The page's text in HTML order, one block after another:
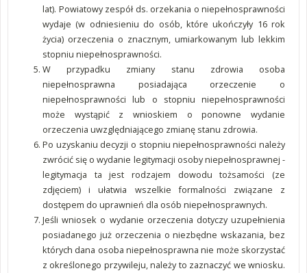
lat). Powiatowy zespół ds. orzekania o niepełnosprawności
wydaje (w odniesieniu do osób, które ukończyły 16 rok
życia) orzeczenia o znacznym, umiarkowanym lub lekkim
stopniu niepełnosprawności.
W przypadku zmiany stanu zdrowia osoba
niepełnosprawna posiadająca orzeczenie o
niepełnosprawności lub o stopniu niepełnosprawności
może wystąpić z wnioskiem o ponowne wydanie
orzeczenia uwzględniającego zmianę stanu zdrowia.
Po uzyskaniu decyzji o stopniu niepełnosprawności należy
zwrócić się o wydanie legitymacji osoby niepełnosprawnej -
legitymacja ta jest rodzajem dowodu tożsamości (ze
zdjęciem) i ułatwia wszelkie formalności związane z
dostępem do uprawnień dla osób niepełnosprawnych.
Jeśli wniosek o wydanie orzeczenia dotyczy uzupełnienia
posiadanego już orzeczenia o niezbędne wskazania, bez
których dana osoba niepełnosprawna nie może skorzystać
z określonego przywileju, należy to zaznaczyć we wniosku.